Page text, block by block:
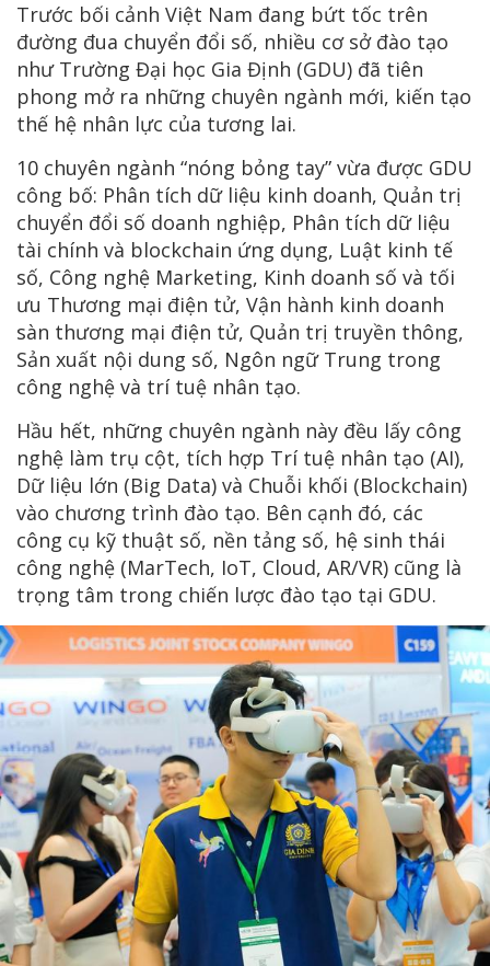
Trước bối cảnh Việt Nam đang bứt tốc trên
đường đua chuyển đổi số, nhiều cơ sở đào tạo
như Trường Đại học Gia Định (GDU) đã tiên
phong mở ra những chuyên ngành mới, kiến tạo
thế hệ nhân lực của tương lai.
10 chuyên ngành “nóng bỏng tay” vừa được GDU
công bố: Phân tích dữ liệu kinh doanh, Quản trị
chuyển đổi số doanh nghiệp, Phân tích dữ liệu
tài chính và blockchain ứng dụng, Luật kinh tế
số, Công nghệ Marketing, Kinh doanh số và tối
ưu Thương mại điện tử, Vận hành kinh doanh
sàn thương mại điện tử, Quản trị truyền thông,
Sản xuất nội dung số, Ngôn ngữ Trung trong
công nghệ và trí tuệ nhân tạo.
Hầu hết, những chuyên ngành này đều lấy công
nghệ làm trụ cột, tích hợp Trí tuệ nhân tạo (AI),
Dữ liệu lớn (Big Data) và Chuỗi khối (Blockchain)
vào chương trình đào tạo. Bên cạnh đó, các
công cụ kỹ thuật số, nền tảng số, hệ sinh thái
công nghệ (MarTech, IoT, Cloud, AR/VR) cũng là
trọng tâm trong chiến lược đào tạo tại GDU.